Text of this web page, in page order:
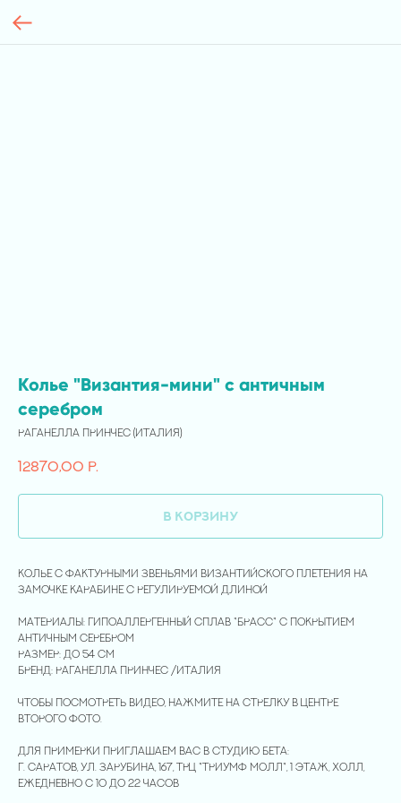
Колье "Византия-мини" с античным
серебром
Раганелла Принчес (Италия)
12870,00 р.
В корзину
Колье с фактурными звеньями византийского плетения на
замочке карабине с регулируемой длиной
Материалы: гипоаллергенный сплав "брасс" с покрытием
античным серебром
Размер: до 54 см
Бренд: Раганелла Принчес /Италия
Чтобы посмотреть видео, нажмите на стрелку в центре
второго фото.
Для примерки приглашаем вас в студию Бета:
г. Саратов, ул. Зарубина, 167, ТРЦ "Триумф Молл", 1 этаж, холл,
ежедневно с 10 до 22 часов